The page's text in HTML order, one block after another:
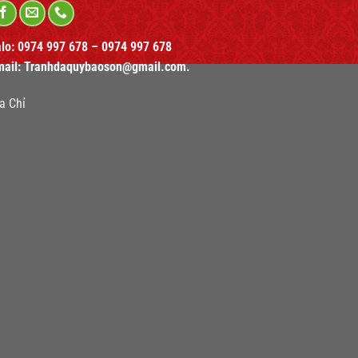
0974 997 678 – 0974 997 678
Tranhdaquybaoson@gmail.com.
Chỉ